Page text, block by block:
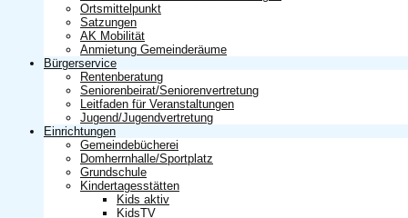
Ortsmittelpunkt
Satzungen
AK Mobilität
Anmietung Gemeinderäume
Bürgerservice
Rentenberatung
Seniorenbeirat/Seniorenvertretung
Leitfaden für Veranstaltungen
Jugend/Jugendvertretung
Einrichtungen
Gemeindebücherei
Domherrnhalle/Sportplatz
Grundschule
Kindertagesstätten
Kids aktiv
KidsTV